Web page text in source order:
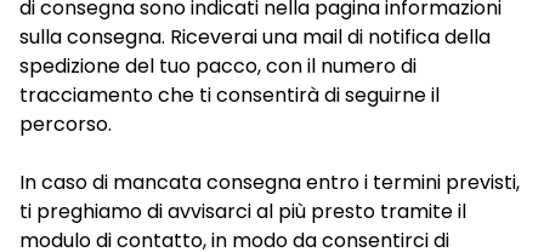
di consegna sono indicati nella paginainformazioni
sulla consegna. Riceverai una mail di notifica della
spedizione del tuo pacco, con il numero di
tracciamento che ti consentirà di seguirne il
percorso.
In caso di mancata consegna entro i termini previsti,
ti preghiamo di avvisarci al più presto tramite il
modulo di contatto, in modo da consentirci di